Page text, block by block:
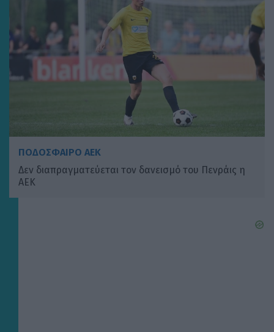
ΠΟΔΟΣΦΑΙΡΟ ΑΕΚ
Δεν διαπραγματεύεται τον δανεισμό του Πενράις η
ΑΕΚ